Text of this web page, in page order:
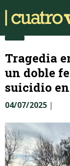
Tragedia
un doble
suicidio
04/07/2025 |